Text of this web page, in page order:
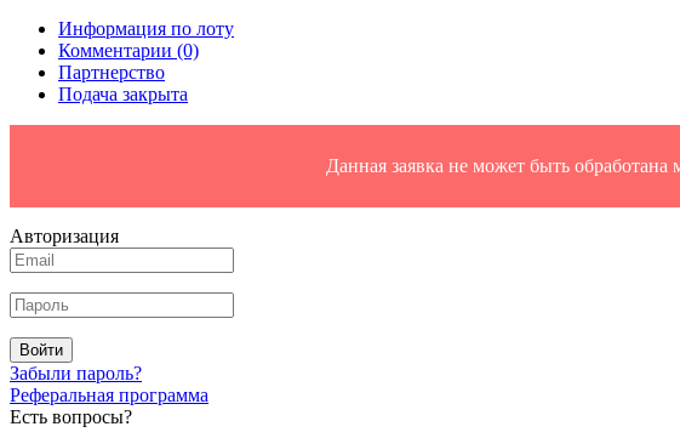
Информация по лоту
Комментарии (0)
Партнерство
Подача закрыта
Данная заявка не может быть
Авторизация
Войти
Забыли пароль?
Реферальная программа
Есть вопросы?